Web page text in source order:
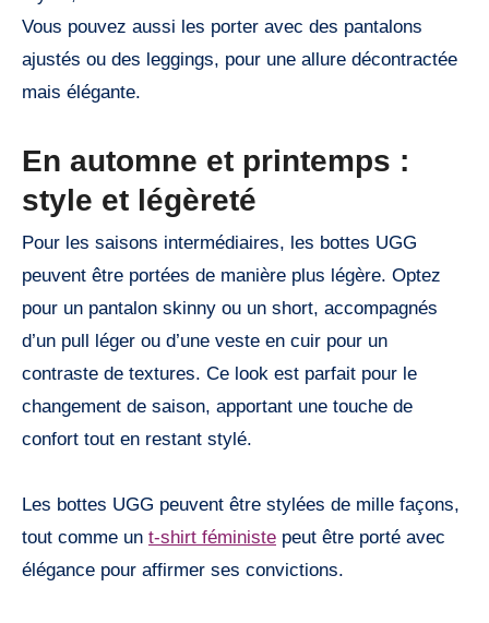
Vous pouvez aussi les porter avec des pantalons
ajustés ou des leggings, pour une allure décontractée
mais élégante.
En automne et printemps :
style et légèreté
Pour les saisons intermédiaires, les bottes UGG
peuvent être portées de manière plus légère. Optez
pour un pantalon skinny ou un short, accompagnés
d’un pull léger ou d’une veste en cuir pour un
contraste de textures. Ce look est parfait pour le
changement de saison, apportant une touche de
confort tout en restant stylé.
Les bottes UGG peuvent être stylées de mille façons,
tout comme un t-shirt féministe peut être porté avec
élégance pour affirmer ses convictions.